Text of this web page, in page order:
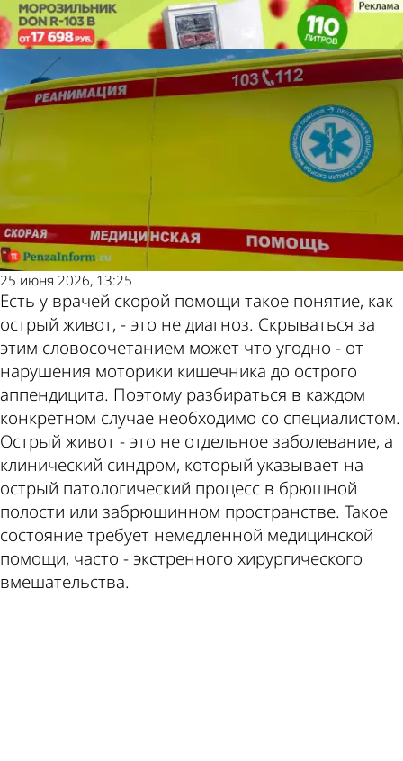
Острый живот
Пенза
плюс ТВ
25 июня 2026, 13:25
Есть у врачей скорой помощи такое понятие, как
острый живот, - это не диагноз. Скрываться за
этим словосочетанием может что угодно - от
нарушения моторики кишечника до острого
аппендицита. Поэтому разбираться в каждом
конкретном случае необходимо со специалистом.
Острый живот - это не отдельное заболевание, а
клинический синдром, который указывает на
острый патологический процесс в брюшной
полости или забрюшинном пространстве. Такое
состояние требует немедленной медицинской
помощи, часто - экстренного хирургического
вмешательства.
Острый живот
Пенза
плюс ТВ
Также
пресса
пишет по
этой теме
Погода и
курсы
валют в
Пензе